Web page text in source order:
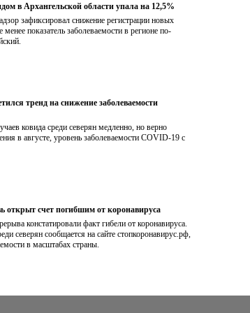
в Архангельской области упала на 12,5%
зафиксировал снижение регистрации новых
показатель заболеваемости в регионе по-
тренд на снижение заболеваемости
ковида среди северян медленно, но верно
в августе, уровень заболеваемости COVID-19 с
открыт счет погибшим от коронавируса
констатировали факт гибели от коронавируса.
северян сообщается на сайте стопкоронавирус.рф,
в масштабах страны.